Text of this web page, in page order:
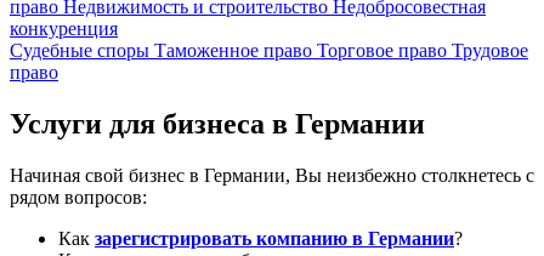
право Недвижимость и строительство Недобросовестная
конкуренция
Судебные споры Таможенное право Торговое право Трудовое
право
Услуги для бизнеса в Германии
Начиная свой бизнес в Германии, Вы неизбежно столкнетесь с
рядом вопросов:
Как зарегистрировать компанию в Германии?